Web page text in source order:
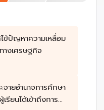
ข้ปัญหาความเหลื่อม
างเศรษฐกิจ
จายอำนาจการศึกษา
เรียนได้เข้าถึงการ